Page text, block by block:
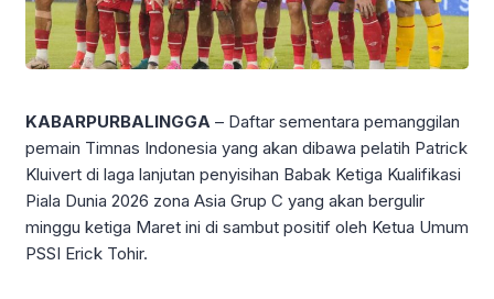
KABARPURBALINGGA – Daftar sementara pemanggilan
pemain Timnas Indonesia yang akan dibawa pelatih Patrick
Kluivert di laga lanjutan penyisihan Babak Ketiga Kualifikasi
Piala Dunia 2026 zona Asia Grup C yang akan bergulir
minggu ketiga Maret ini di sambut positif oleh Ketua Umum
PSSI Erick Tohir.